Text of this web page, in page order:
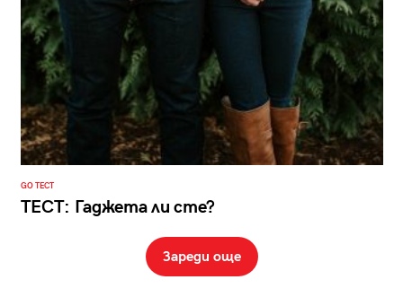
GO ТЕСТ
ТЕСТ: Гаджета ли сте?
Зареди още